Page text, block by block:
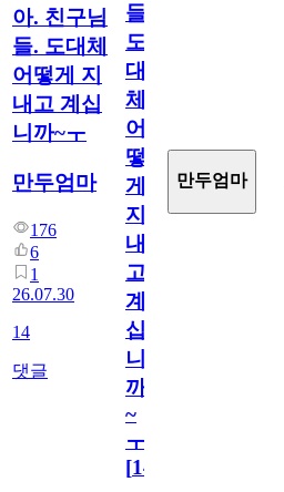
아. 친구님
들. 도대체
어떻게 지
내고 계십
니까~ㅜ
만두엄마
176
6
1
26.07.30
14
댓글
들.
도
대
체
어
떻
게
지
내
고
계
십
니
까
~
ㅜ
[14
만두엄마